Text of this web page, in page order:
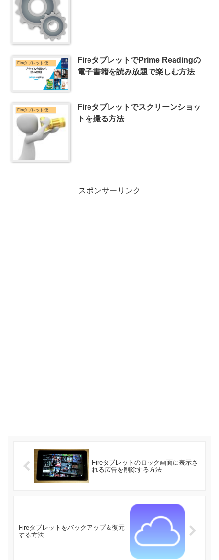
FireタブレットでPrime Readingの
電子書籍を読み放題で楽しむ方法
Fireタブレット 使い方
Fireタブレットでスクリーンショッ
トを撮る方法
スポンサーリンク
Fireタブレットのロック画面に表示さ
れる広告を削除する方法
Fireタブレットをバックアップ＆復元
する方法